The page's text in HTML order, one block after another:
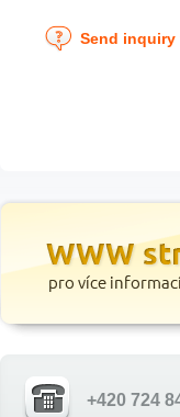
Send
+420 724